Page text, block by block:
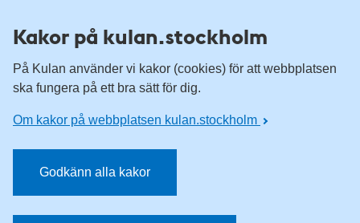
Kakor på kulan.stockholm
På Kulan använder vi kakor (cookies) för att webbplatsen
ska fungera på ett bra sätt för dig.
Om kakor på webbplatsen kulan.stockholm
Godkänn alla kakor